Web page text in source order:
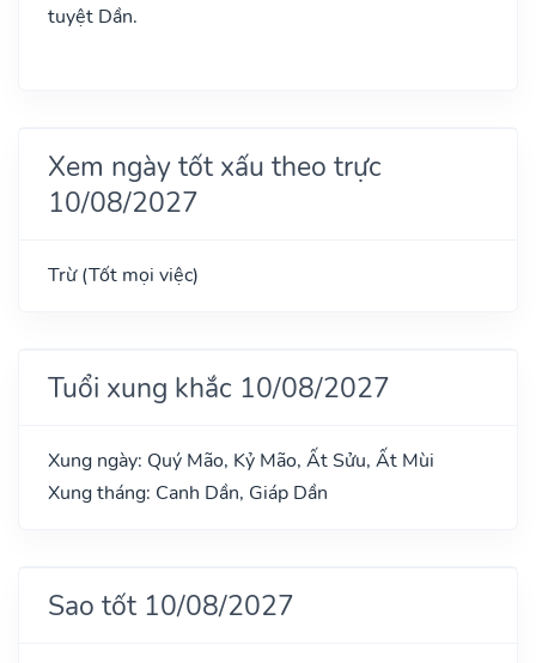
tuyệt Dần.
Xem ngày tốt xấu theo trực
10/08/2027
Trừ (Tốt mọi việc)
Tuổi xung khắc 10/08/2027
Xung ngày: Quý Mão, Kỷ Mão, Ất Sửu, Ất Mùi
Xung tháng: Canh Dần, Giáp Dần
Sao tốt 10/08/2027